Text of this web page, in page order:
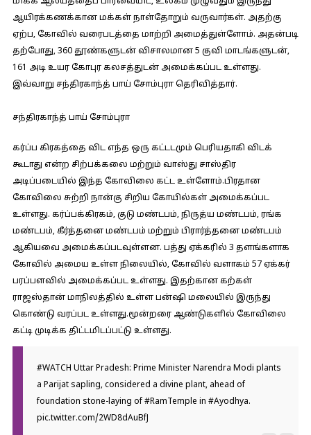
ஆயிரக்கணக்கான மக்கள் நாள்தோறும் வருவார்கள். அதற்கு
ஏற்ப, கோவில் வரைபடத்தை மாற்றி அமைத்துள்ளோம். அதன்படி
தற்போது, 360 தூண்களுடன் விசாலமான 5 குவி மாடங்களுடன்,
161 அடி உயர கோபுர கலசத்துடன் அமைக்கப்பட உள்ளது.
இவ்வாறு சந்திரகாந்த் பாய் சோம்புரா தெரிவித்தார்.
சந்திரகாந்த் பாய் சோம்புரா
கர்ப்ப கிரகத்தை விட எந்த ஒரு கட்டடமும் பெரியதாகி விடக்
கூடாது என்ற சிற்பக்கலை மற்றும் வாஸ்து சாஸ்திர
அடிப்படையில் இந்த கோவிலை கட்ட உள்ளோம்.பிரதான
கோவிலை சுற்றி நான்கு சிறிய கோயில்கள் அமைக்கப்பட
உள்ளது. கர்ப்பக்கிரகம், குடு மண்டபம், நிருத்ய மண்டபம், ரங்க
மண்டபம், கீர்த்தனை மண்டபம் மற்றும் பிரார்த்தனை மண்டபம்
ஆகியவை அமைக்கப்படவுள்ளன. பத்து ஏக்கரில் 3 தளங்களாக
கோவில் அமைய உள்ள நிலையில், கோவில் வளாகம் 57 ஏக்கர்
பரப்பளவில் அமைக்கப்பட உள்ளது. இதற்கான கற்கள்
ராஜஸ்தான் மாநிலத்தில் உள்ள பன்ஷி மலையில் இருந்து
கொண்டு வரப்பட உள்ளது.மூன்றரை ஆண்டுகளில் கோவிலை
கட்டி முடிக்க திட்டமிடப்பட்டு உள்ளது.
#WATCH Uttar Pradesh: Prime Minister Narendra Modi plants
a Parijat sapling, considered a divine plant, ahead of
foundation stone-laying of #RamTemple in #Ayodhya.
pic.twitter.com/2WD8dAuBfJ